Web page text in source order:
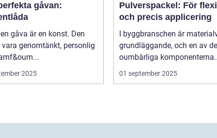
gåvan:
gåva är en konst. Den
genomtänkt, personlig
2025
Pulverspackel: För
och precis applicering
I byggbranschen är
grundläggande, och en av de
oumbärliga
01 september 2025